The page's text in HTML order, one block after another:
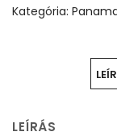
Kategória:
LEÍRÁS